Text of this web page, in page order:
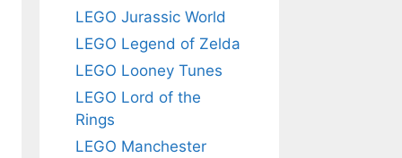
LEGO Jurassic World
LEGO Legend of Zelda
LEGO Looney Tunes
LEGO Lord of the
Rings
LEGO Manchester